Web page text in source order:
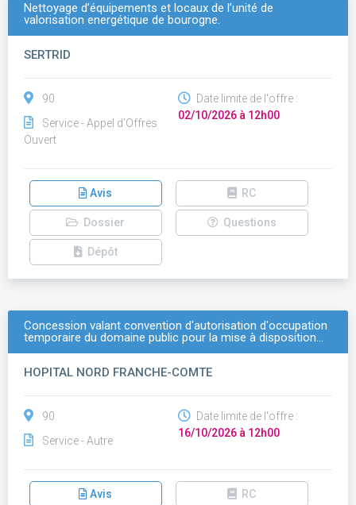
Nettoyage d’équipements et locaux de l’unité de
valorisation energétique de bourogne.
SERTRID
90
Service - Appel d'Offres
Ouvert
Date limite de l'offre :
02/10/2026 à 12h00
Avis RC
Dossier Questions
Dépôt
Concession valant convention d'autorisation d'occupation
temporaire du domaine public pour la mise à disposition…
HOPITAL NORD FRANCHE-COMTE
90
Service - Autre
Date limite de l'offre :
16/10/2026 à 12h00
Avis RC